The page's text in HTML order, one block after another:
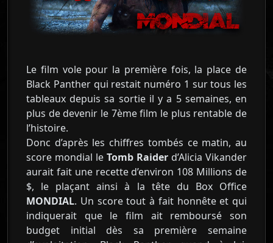
Le film vole pour la première fois, la place de
Black Panther qui restait numéro 1 sur tous les
tableaux depuis sa sortie il y a 5 semaines, en
plus de devenir le 7ème film le plus rentable de
l’histoire.
Donc d’après les chiffres tombés ce matin, au
score mondial le Tomb Raider d’Alicia Vikander
aurait fait une recette d’environ 108 Millions de
$, le plaçant ainsi à la tête du Box Office
MONDIAL. Un score tout à fait honnête et qui
indiquerait que le film ait remboursé son
budget initial dès sa première semaine